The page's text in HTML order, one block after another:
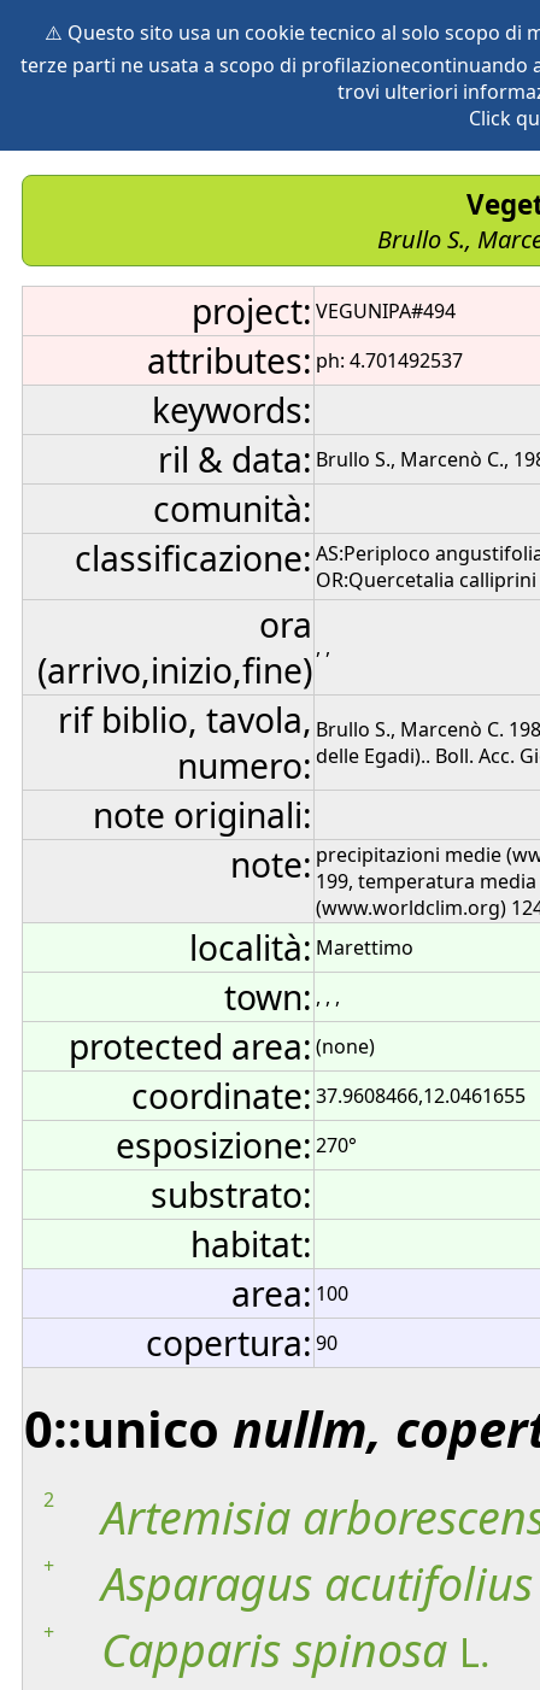
⚠️ Questo sito usa un cookie tecnico al solo scopo di
terze parti ne usata a scopo di
trovi ulteriori
Click
vegetation global db
Brullo S.,
project: VEGUNIPA#494
attributes: ph: 4.701492537
keywords:
ril & data: Brullo S., Marcenò C.,
comunità:
classificazione: AS:Periploco
OR:Quercetalia
ora
(arrivo,inizio,fine), ,
rif biblio, tavola,
numero:
Brullo S., Marcenò C.
delle Egadi).. Boll. Acc.
note originali:
note: precipitazioni medie
199, temperatura
(www.worldclim.org)
località: Marettimo
town: , , ,
protected area: (none)
coordinate: 37.9608466,12.0461655
esposizione: 270°
substrato:
habitat:
area: 100
copertura: 90
0::unico nullm,
2 Artemisia
+ Asparagus acutifolius
+ Capparisspinosa L.